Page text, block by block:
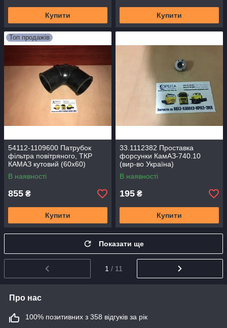
Купити Купити
Топ продажів
54112-1109600 Патрубок
фільтра повітряного, ТКР
КАМАЗ кутовий (60х60)
В наявності
855 ₴
Купити
33.1112382 Проставка
форсунки КамАЗ-740.10
(вир-во Україна)
В наявності
195 ₴
Купити
Показати ще
1 / 11
Про нас
100% позитивних з 358 відгуків за рік